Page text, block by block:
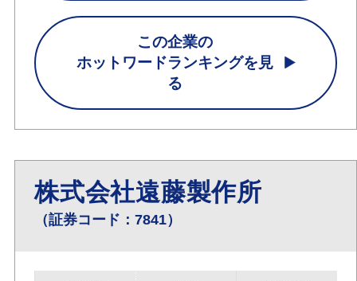
この企業の
ホットワードランキングを見
る
株式会社遠藤製作所
（証券コード：7841）